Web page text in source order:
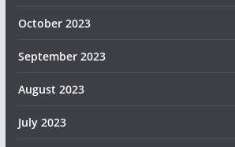
October 2023
September 2023
August 2023
July 2023